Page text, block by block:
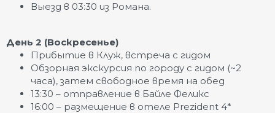
Выезд в 03:30 из Романа.
День 2 (Воскресенье)
Прибытие в Клуж, встреча с гидом
Обзорная экскурсия по городу с гидом (~2
часа), затем свободное время на обед
13:30 – отправление в Байле Феликс
16:00 – размещение в отеле Prezident 4*